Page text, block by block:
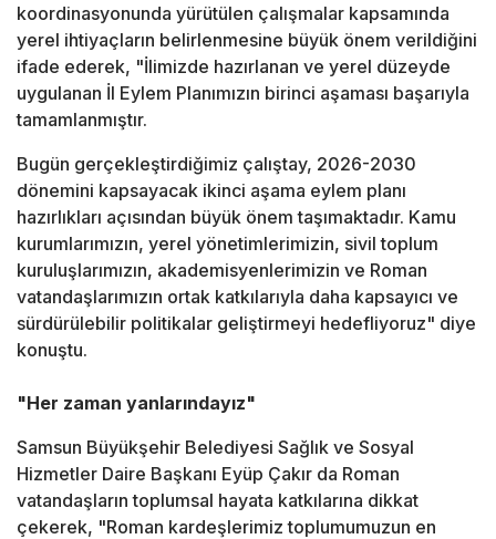
koordinasyonunda yürütülen çalışmalar kapsamında
yerel ihtiyaçların belirlenmesine büyük önem verildiğini
ifade ederek, "İlimizde hazırlanan ve yerel düzeyde
uygulanan İl Eylem Planımızın birinci aşaması başarıyla
tamamlanmıştır.
Bugün gerçekleştirdiğimiz çalıştay, 2026-2030
dönemini kapsayacak ikinci aşama eylem planı
hazırlıkları açısından büyük önem taşımaktadır. Kamu
kurumlarımızın, yerel yönetimlerimizin, sivil toplum
kuruluşlarımızın, akademisyenlerimizin ve Roman
vatandaşlarımızın ortak katkılarıyla daha kapsayıcı ve
sürdürülebilir politikalar geliştirmeyi hedefliyoruz" diye
konuştu.
"Her zaman yanlarındayız"
Samsun Büyükşehir Belediyesi Sağlık ve Sosyal
Hizmetler Daire Başkanı Eyüp Çakır da Roman
vatandaşların toplumsal hayata katkılarına dikkat
çekerek, "Roman kardeşlerimiz toplumumuzun en